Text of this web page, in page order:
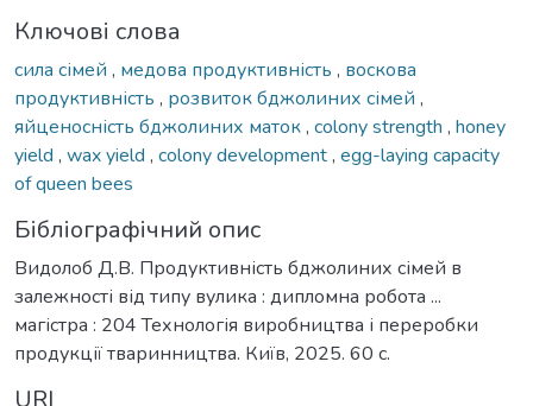
Ключові слова
сила сімей , медова продуктивність , воскова
продуктивність , розвиток бджолиних сімей ,
яйценосність бджолиних маток, colony strength , honey
yield , wax yield , colony development, egg-laying capacity
of queen bees
Бібліографічний опис
Видолоб Д.В. Продуктивність бджолиних сімей в
залежності від типу вулика : дипломна робота ...
магістра : 204 Технологія виробництва і переробки
продукції тваринництва. Київ, 2025. 60 с.
URI